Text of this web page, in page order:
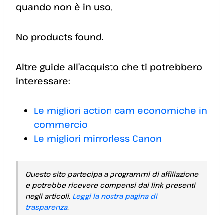
quando non è in uso,
No products found.
Altre guide all’acquisto che ti potrebbero
interessare:
Le migliori action cam economiche in
commercio
Le migliori mirrorless Canon
Questo sito partecipa a programmi di affiliazione
e potrebbe ricevere compensi dai link presenti
negli articoli. Leggi la nostra pagina di
trasparenza.